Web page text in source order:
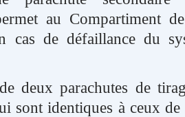
au Compartiment
cas de défaillance du
deux parachutes de
sont identiques à ceux